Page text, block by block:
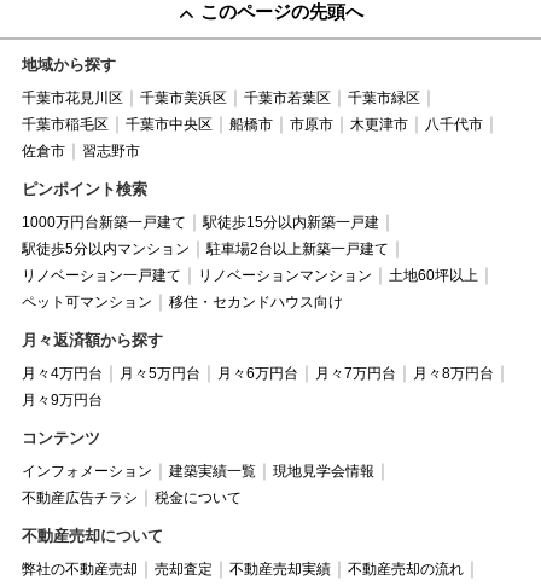
このページの先頭へ
地域から探す
千葉市花見川区 千葉市美浜区 千葉市若葉区
千葉市緑区
千葉市稲毛区
千葉市中央区 船橋市 市原市 木更津市
八千代市
佐倉市
習志野市
ピンポイント検索
1000万円台新築一戸建て
駅徒歩15分以内新築一戸建
駅徒歩5分以内マンション
駐車場2台以上新築一戸建て
リノベーション一戸建て
リノベーションマンション
土地60坪以上
ペット可マンション
移住・セカンドハウス向け
月々返済額から探す
月々4万円台 月々5万円台 月々6万円台 月々7万円台
月々8万円台
月々9万円台
コンテンツ
インフォメーション 建築実績一覧
現地見学会情報
不動産広告チラシ
税金について
不動産売却について
弊社の不動産売却 売却査定 不動産売却実績
不動産売却の流れ